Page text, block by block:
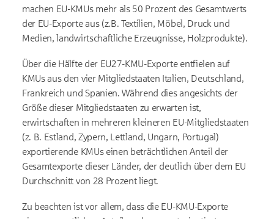
machen EU-KMUs mehr als 50 Prozent des Gesamtwerts
der EU-Exporte aus (z.B. Textilien, Möbel, Druck und
Medien, landwirtschaftliche Erzeugnisse, Holzprodukte).
Über die Hälfte der EU27-KMU-Exporte entfielen auf
KMUs aus den vier Mitgliedstaaten Italien, Deutschland,
Frankreich und Spanien. Während dies angesichts der
Größe dieser Mitgliedstaaten zu erwarten ist,
erwirtschaften in mehreren kleineren EU-Mitgliedstaaten
(z. B. Estland, Zypern, Lettland, Ungarn, Portugal)
exportierende KMUs einen beträchtlichen Anteil der
Gesamtexporte dieser Länder, der deutlich über dem EU
Durchschnitt von 28 Prozent liegt.
Zu beachten ist vor allem, dass die EU-KMU-Exporte